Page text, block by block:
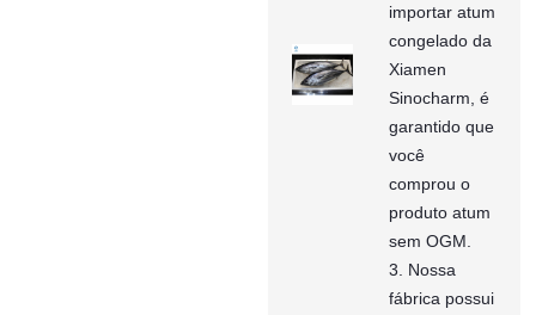
importar atum
congelado da
Xiamen
Sinocharm, é
garantido que
você
comprou o
produto atum
sem OGM.
3. Nossa
fábrica possui